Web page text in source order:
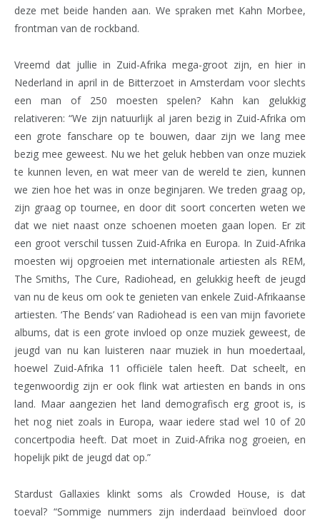
deze met beide handen aan. We spraken met Kahn Morbee,
frontman van de rockband.
Vreemd dat jullie in Zuid-Afrika mega-groot zijn, en hier in
Nederland in april in de Bitterzoet in Amsterdam voor slechts
een man of 250 moesten spelen? Kahn kan gelukkig
relativeren: “We zijn natuurlijk al jaren bezig in Zuid-Afrika om
een grote fanschare op te bouwen, daar zijn we lang mee
bezig mee geweest. Nu we het geluk hebben van onze muziek
te kunnen leven, en wat meer van de wereld te zien, kunnen
we zien hoe het was in onze beginjaren. We treden graag op,
zijn graag op tournee, en door dit soort concerten weten we
dat we niet naast onze schoenen moeten gaan lopen. Er zit
een groot verschil tussen Zuid-Afrika en Europa. In Zuid-Afrika
moesten wij opgroeien met internationale artiesten als REM,
The Smiths, The Cure, Radiohead, en gelukkig heeft de jeugd
van nu de keus om ook te genieten van enkele Zuid-Afrikaanse
artiesten. ‘The Bends’ van Radiohead is een van mijn favoriete
albums, dat is een grote invloed op onze muziek geweest, de
jeugd van nu kan luisteren naar muziek in hun moedertaal,
hoewel Zuid-Afrika 11 officiële talen heeft. Dat scheelt, en
tegenwoordig zijn er ook flink wat artiesten en bands in ons
land. Maar aangezien het land demografisch erg groot is, is
het nog niet zoals in Europa, waar iedere stad wel 10 of 20
concertpodia heeft. Dat moet in Zuid-Afrika nog groeien, en
hopelijk pikt de jeugd dat op.”
Stardust Gallaxies klinkt soms als Crowded House, is dat
toeval? “Sommige nummers zijn inderdaad beïnvloed door